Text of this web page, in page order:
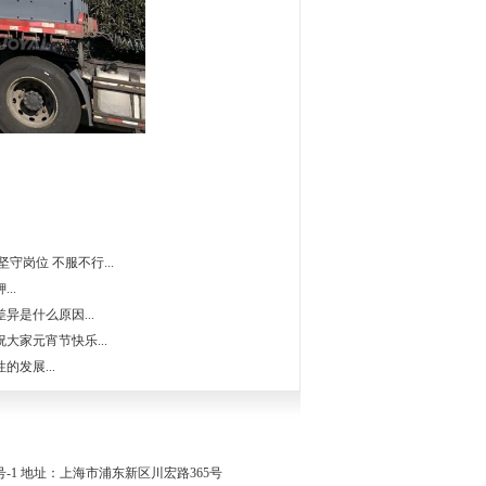
守岗位 不服不行...
是什么原因...
家元宵节快乐...
发展...
-1 地址：上海市浦东新区川宏路365号